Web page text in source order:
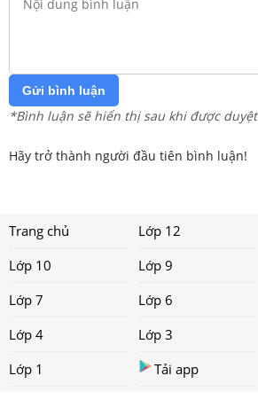
Gửi bình luận
*Bình luận sẽ hiển thị sau khi được duyệt
Hãy trở thành người đầu tiên bình luận!
Trang chủ Lớp 12
Lớp 10
Lớp 9
Lớp 7
Lớp 6
Lớp 4
Lớp 3
Lớp 1
Tải app